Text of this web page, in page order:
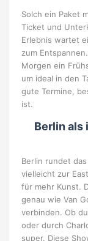
Solch ein Paket
Ticket und
Erlebnis wartet
zum
Morgen ein
um ideal in den
gute Termine,
ist.
Berlin als
Berlin rundet
vielleicht zur
für mehr Kunst.
genau wie Van
verbinden. Ob
oder durch
super. Diese